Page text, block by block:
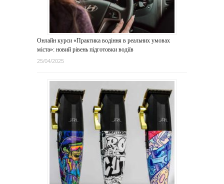
Онлайн курси «Практика водіння в реальних умовах
міста»: новий рівень підготовки водіїв
25/04/2025